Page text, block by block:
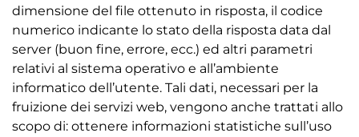
dimensione del file ottenuto in risposta, il codice
numerico indicante lo stato della risposta data dal
server (buon fine, errore, ecc.) ed altri parametri
relativi al sistema operativo e all’ambiente
informatico dell’utente. Tali dati, necessari per la
fruizione dei servizi web, vengono anche trattati allo
scopo di: ottenere informazioni statistiche sull’uso